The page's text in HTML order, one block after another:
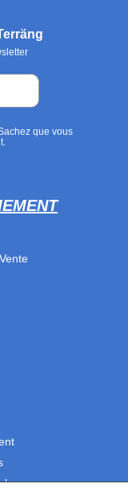
que vous